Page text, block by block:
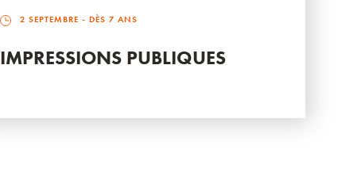
2 SEPTEMBRE - DÈS 7 ANS
IMPRESSIONS PUBLIQUES